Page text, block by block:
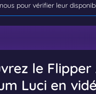
pour vérifier leur
le Flipper
Luci en